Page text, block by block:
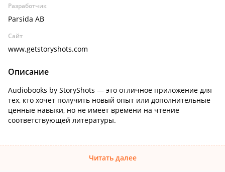
Разработчик
Parsida AB
Сайт
www.getstoryshots.com
Описание
Audiobooks by StoryShots — это отличное приложение для
тех, кто хочет получить новый опыт или дополнительные
ценные навыки, но не имеет времени на чтение
соответствующей литературы.
Читать далее